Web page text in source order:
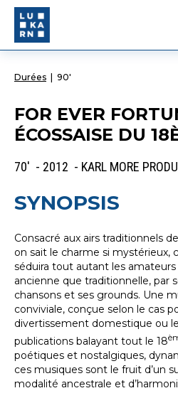
Durées 90'
FOR EVER
ÉCOSSAISE DU
70' - 2012 - KARL MORE
SYNOPSIS
Consacré aux airs traditionnels
on sait le charme si mystérieux,
séduira tout autant les
ancienne que traditionnelle, par
chansons et ses grounds. Une
conviviale, conçue selon le cas
divertissement domestique ou
publications balayant tout le 18
poétiques et nostalgiques,
ces musiques sont le fruit d’un
modalité ancestrale et